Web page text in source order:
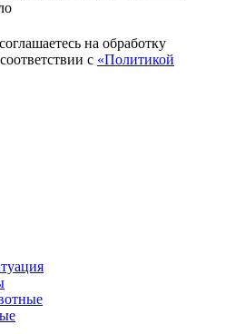
на обработку
с «Политикой